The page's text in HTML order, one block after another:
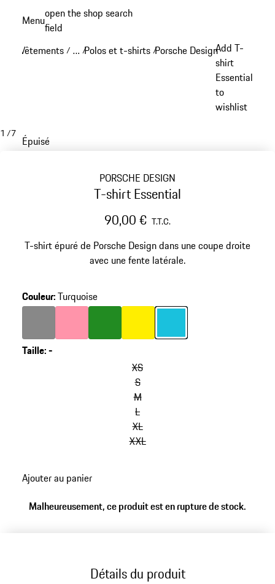
principal
Menuopen the shop search
field
Vêtements / …
Reveal collapsed breadcrumb items
/Polos et t-shirts /Porsche Design Polos &
Add T-
shirt
Essential
to
wishlist
1 /7
Épuisé
PORSCHE DESIGN
T-shirt Essential
90,00 € T.T.C.
T-shirt épuré de Porsche Design dans une coupe droite
avec une fente latérale.
Couleur:Turquoise
Gris Foncérose
Couleur Vert
Couleur Jaune
CouleurTurquoise
Taille:-
XS
S
M
L
XL
XXL
Ajouter au panier
Malheureusement, ce produit est en rupture de stock.
Détails du produit